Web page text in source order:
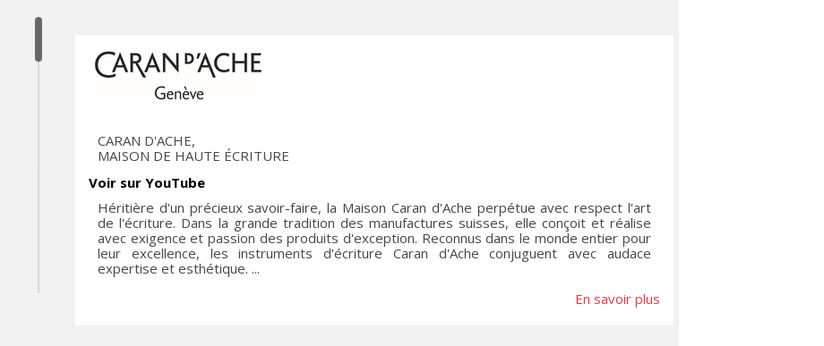
CARAN D'ACHE,
MAISON DE HAUTE ÉCRITURE
Voir sur YouTube
Héritière d'un précieux savoir-faire, la Maison Caran d'Ache perpétue avec respect l'art
de l'écriture. Dans la grande tradition des manufactures suisses, elle conçoit et réalise
avec exigence et passion des produits d'exception. Reconnus dans le monde entier pour
leur excellence, les instruments d'écriture Caran d'Ache conjuguent avec audace
expertise et esthétique. ...
En savoir plus